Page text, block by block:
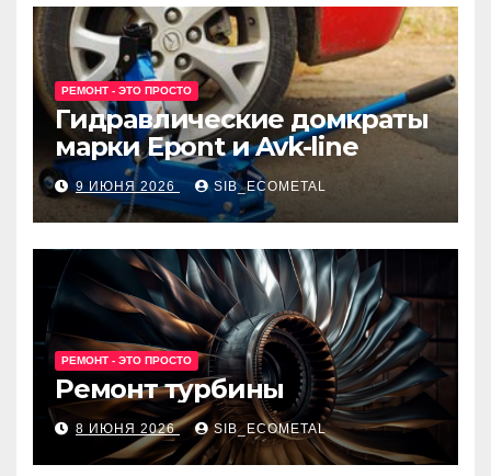
РЕМОНТ - ЭТО ПРОСТО
Гидравлические домкраты
марки Epont и Avk-line
9 ИЮНЯ 2026 SIB_ECOMETAL
РЕМОНТ - ЭТО ПРОСТО
Ремонт турбины
8 ИЮНЯ 2026 SIB_ECOMETAL